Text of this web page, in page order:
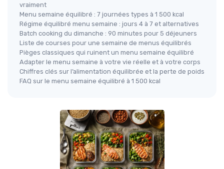
vraiment
Menu semaine équilibré : 7 journées types à 1 500 kcal
Régime équilibré menu semaine : jours 4 à 7 et alternatives
Batch cooking du dimanche : 90 minutes pour 5 déjeuners
Liste de courses pour une semaine de menus équilibrés
Pièges classiques qui ruinent un menu semaine équilibré
Adapter le menu semaine à votre vie réelle et à votre corps
Chiffres clés sur l’alimentation équilibrée et la perte de poids
FAQ sur le menu semaine équilibré à 1 500 kcal